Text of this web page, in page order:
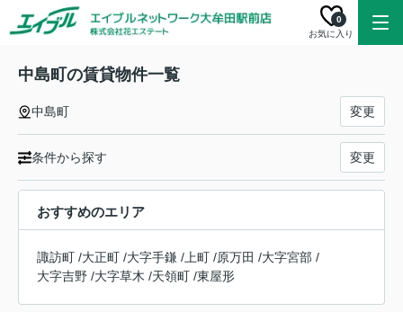
お気に入り
0
中島町の賃貸物件一覧
中島町 変更
条件から探す 変更
おすすめのエリア
諏訪町 /大正町 /大字手鎌 / 上町 /原万田 /大字宮部 /
大字吉野 /大字草木 /天領町 /東屋形